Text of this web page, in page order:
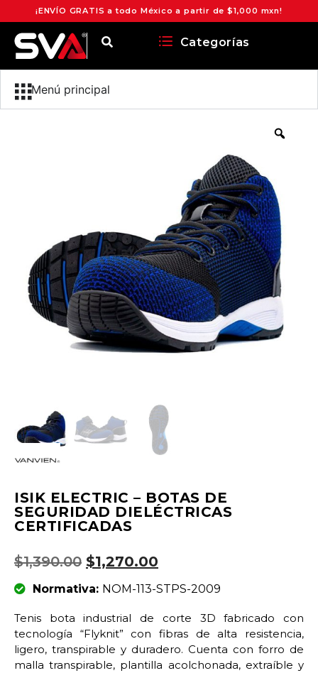
¡ENVÍO GRATIS a todo México a partir de $1,000 mxn!
Categorías
Menú principal
ISIK ELECTRIC – BOTAS DE
SEGURIDAD DIELÉCTRICAS
CERTIFICADAS
$1,390.00 $1,270.00
Normativa: NOM-113-STPS-2009
Tenis bota industrial de corte 3D fabricado con
tecnología “Flyknit” con fibras de alta resistencia,
ligero, transpirable y duradero. Cuenta con forro de
malla transpirable, plantilla acolchonada, extraíble y